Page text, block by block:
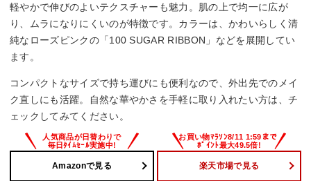
軽やかで伸びのよいテクスチャーも魅力。肌の上で均一に広が
り、ムラになりにくいのが特徴です。カラーは、かわいらしく清
純なローズピンクの「100 SUGAR RIBBON」などを展開してい
ます。
コンパクトなサイズで持ち運びにも便利なので、外出先でのメイ
ク直しにも活躍。自然な華やかさを手軽に取り入れたい方は、チ
ェックしてみてください。
Amazonで見る 楽天市場で見る